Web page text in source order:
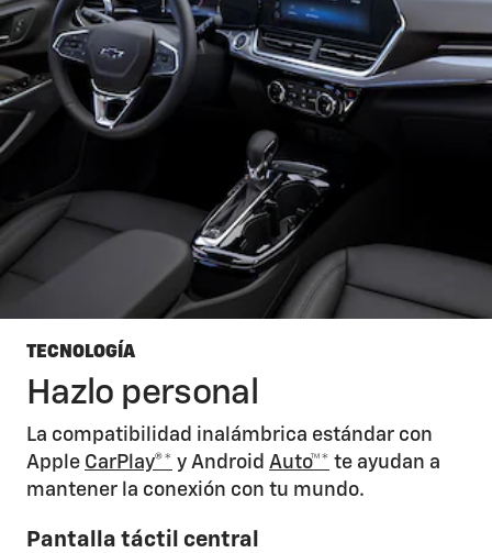
TECNOLOGÍA
Hazlo personal
La compatibilidad inalámbrica estándar con
Apple CarPlay®* y Android Auto™* te ayudan a
mantener la conexión con tu mundo.
Pantalla táctil central